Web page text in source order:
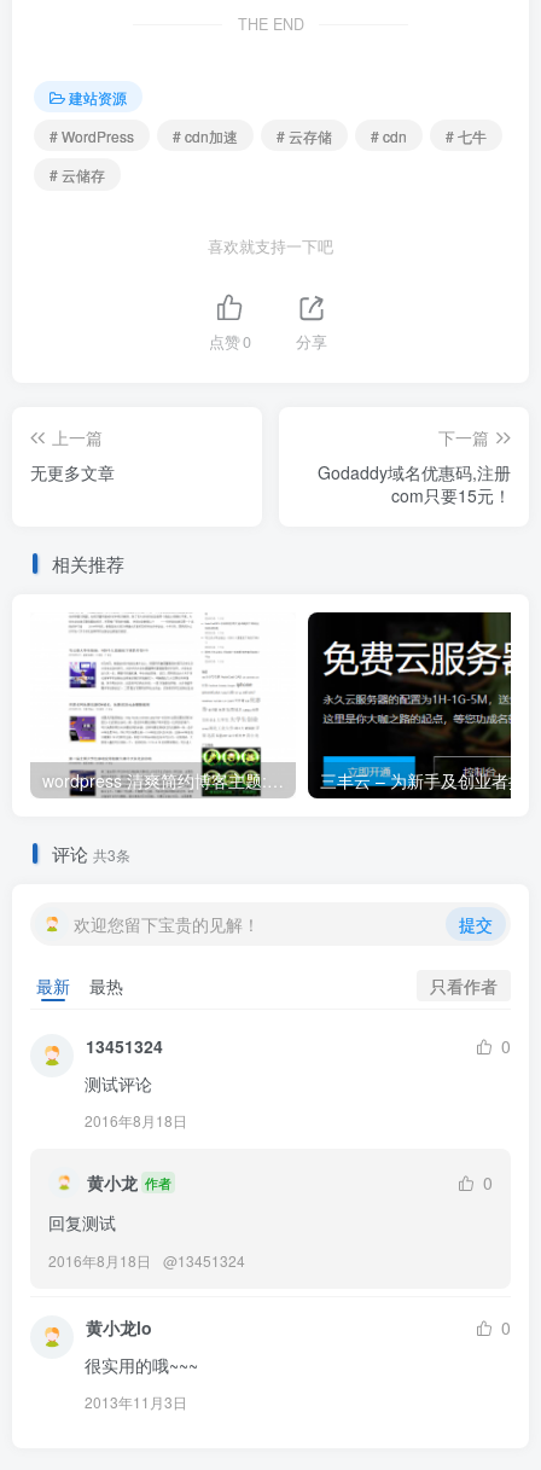
THE END
建站资源
# WordPress
# cdn加速 # 云存储 # cdn
# 七牛
# 云储存
喜欢就支持一下吧
点赞0 分享
上一篇
无更多文章
下一篇
Godaddy域名优惠码,注册
com只要15元！
相关推荐
wordpress 清爽简约博客主题:Arbitrary修改版
评论 共3条
欢迎您留下宝贵的见解！ 提交
最新 最热 只看作者
13451324
0
测试评论
2016年8月18日
黄小龙 作者
0
回复测试
2016年8月18日 @13451324
黄小龙lo
0
很实用的哦~~~
2013年11月3日